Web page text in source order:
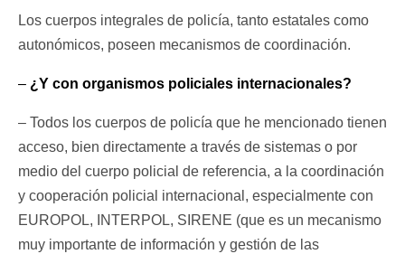
Los cuerpos integrales de policía, tanto estatales como
autonómicos, poseen mecanismos de coordinación.
– ¿Y con organismos policiales internacionales?
– Todos los cuerpos de policía que he mencionado tienen
acceso, bien directamente a través de sistemas o por
medio del cuerpo policial de referencia, a la coordinación
y cooperación policial internacional, especialmente con
EUROPOL, INTERPOL, SIRENE (que es un mecanismo
muy importante de información y gestión de las